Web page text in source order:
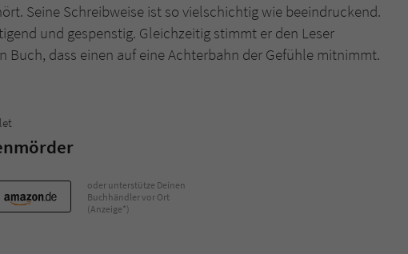
Seine Schreibweise ist so vielschichtig wie beeindruckend.
und gespenstig. Gleichzeitig stimmt er den Leser
Buch, dass einen auf eine Achterbahn der Gefühle mitnimmt.
oder unterstütze Deinen
Buchhändler vor Ort
(Anzeige*)